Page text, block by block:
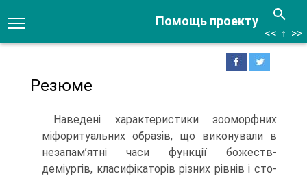
Помощь проекту
<< ↑ >>
Резюме
Наведені характеристики зооморфних
міфоритуальних образів, що виконували в
незапам’ятні часи функції божеств-
деміургів, класифікаторів різних рівнів і сто­